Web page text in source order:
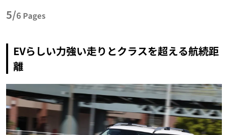
5/6 Pages
EVらしい力強い走りとクラスを超える航続距
離